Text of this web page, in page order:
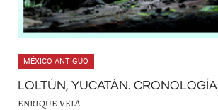
MÉXICO ANTIGUO
LOLTÚN, YUCATÁN. CRONOLOGÍA
ENRIQUE VELA